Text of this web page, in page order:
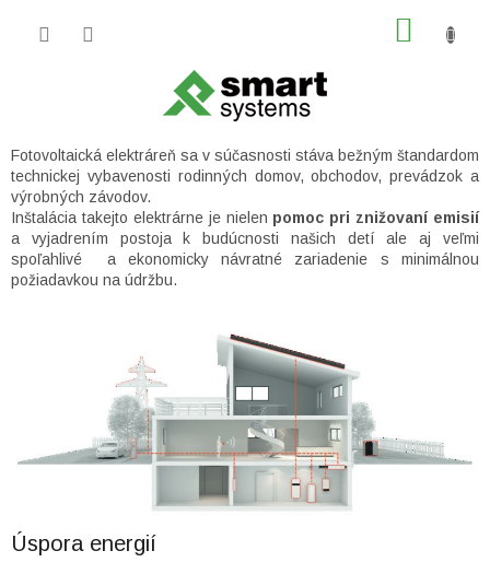
Fotovoltaická elektráreň sa v súčasnosti stáva bežným štandardom
technickej vybavenosti rodinných domov, obchodov, prevádzok a
výrobných závodov.
Inštalácia takejto elektrárne je nielen pomoc pri znižovaní emisií
a vyjadrením postoja k budúcnosti našich detí ale aj veľmi
spoľahlivé a ekonomicky návratné zariadenie s minimálnou
požiadavkou na údržbu.
Úspora energií